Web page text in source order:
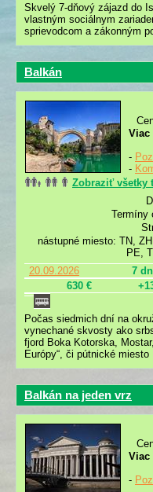
Skvelý 7-dňový zájazd do
vlastným sociálnym
sprievodcom a zákonným
Balkán
Viac
-
-
Zobraziť všetky
Termíny
nástupné miesto: TN,
PE,
20.09.2026
7
630 €
Počas siedmich dní na
vynechané skvosty ako
fjord Boka Kotorska,
Európy“, či pútnické
Balkán na jeden vrz
Viac
-